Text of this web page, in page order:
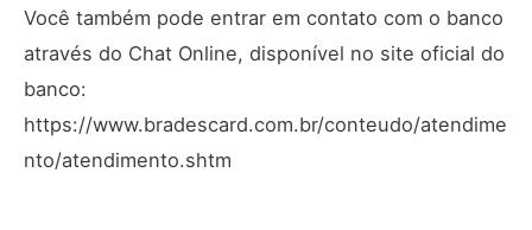
Você também pode entrar em contato com o banco
através do Chat Online, disponível no site oficial do
banco:
https://www.bradescard.com.br/conteudo/atendime
nto/atendimento.shtm